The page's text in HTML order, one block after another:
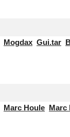
Mogdax Gui.tar
Marc Houle
Marc